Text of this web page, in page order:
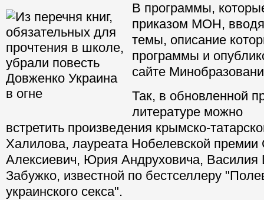
В программы,
приказом МОН,
темы, описание
программы и
сайте
Так, в обновленной
литературе можно
встретить произведения крымско-
Халилова, лауреата Нобелевской премии
Алексиевич, Юрия Андруховича,
Забужко, известной по бестселлеру
украинского секса".